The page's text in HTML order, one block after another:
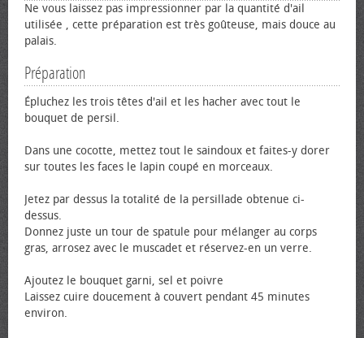
Ne vous laissez pas impressionner par la quantité d'ail
utilisée , cette préparation est très goûteuse, mais douce au
palais.
Préparation
Épluchez les trois têtes d'ail et les hacher avec tout le
bouquet de persil.
Dans une cocotte, mettez tout le saindoux et faites-y dorer
sur toutes les faces le lapin coupé en morceaux.
Jetez par dessus la totalité de la persillade obtenue ci-
dessus.
Donnez juste un tour de spatule pour mélanger au corps
gras, arrosez avec le muscadet et réservez-en un verre.
Ajoutez le bouquet garni, sel et poivre
Laissez cuire doucement à couvert pendant 45 minutes
environ.